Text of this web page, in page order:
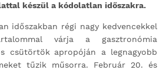
készül a kódolatlan időszakra.
időszakban régi nagy kedvencekkel
várja a gasztronómia
csütörtök apropóján a legnagyobb
tűzik műsorra. Február 20. és